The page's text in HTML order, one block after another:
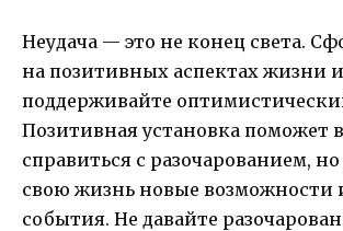
Неудача — это не конец света.
на позитивных аспектах жизни и
поддерживайте
Позитивная установка поможет
справиться с разочарованием,
свою жизнь новые возможности
события. Не давайте